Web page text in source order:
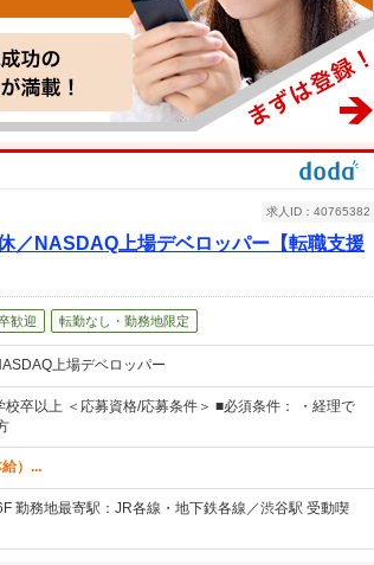
／NASDAQ上場デベロッパー【転職支援
求人ID：40765382
歓迎 転勤なし・勤務地限定
上場デベロッパー
卒以上 ＜応募資格/応募条件＞ ■必須条件： ・経理で
）...
勤務地最寄駅：JR各線・地下鉄各線／渋谷駅 受動喫